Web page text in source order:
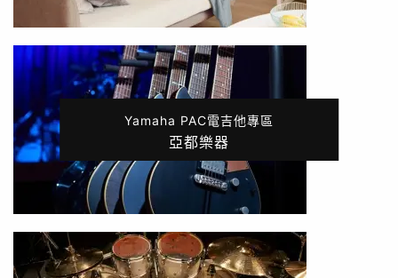
Yamaha PAC電吉他專區
亞都樂器